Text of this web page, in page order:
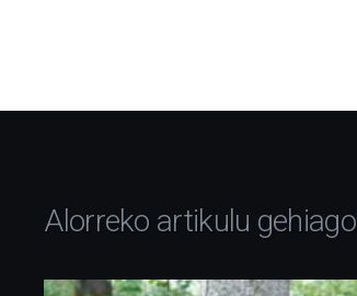
Alorreko artikulu gehiago